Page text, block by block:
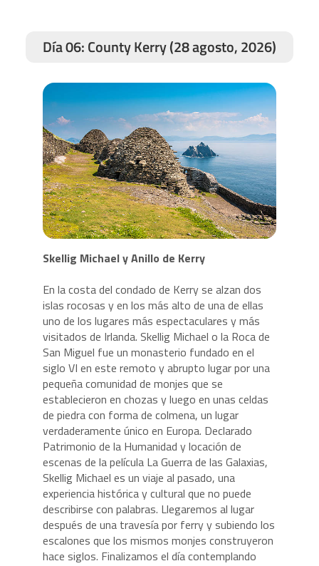
Día 06: County Kerry (28 agosto, 2026)
Skellig Michael y Anillo de Kerry
En la costa del condado de Kerry se alzan dos
islas rocosas y en los más alto de una de ellas
uno de los lugares más espectaculares y más
visitados de Irlanda. Skellig Michael o la Roca de
San Miguel fue un monasterio fundado en el
siglo VI en este remoto y abrupto lugar por una
pequeña comunidad de monjes que se
establecieron en chozas y luego en unas celdas
de piedra con forma de colmena, un lugar
verdaderamente único en Europa. Declarado
Patrimonio de la Humanidad y locación de
escenas de la película La Guerra de las Galaxias,
Skellig Michael es un viaje al pasado, una
experiencia histórica y cultural que no puede
describirse con palabras. Llegaremos al lugar
después de una travesía por ferry y subiendo los
escalones que los mismos monjes construyeron
hace siglos. Finalizamos el día contemplando